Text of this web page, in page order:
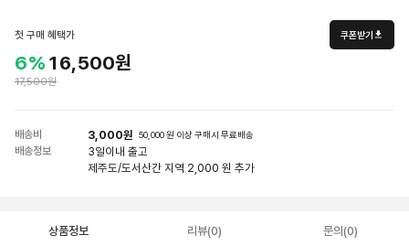
첫 구매 혜택가 쿠폰받기
6% 16,500원
17,500원
배송비 3,000원 50,000 원 이상 구매시 무료배송
배송정보 3일이내 출고
제주도/도서산간 지역 2,000 원 추가
상품정보 리뷰(0) 문의(0)